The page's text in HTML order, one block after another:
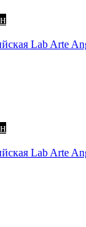
Lab Arte
Lab Arte